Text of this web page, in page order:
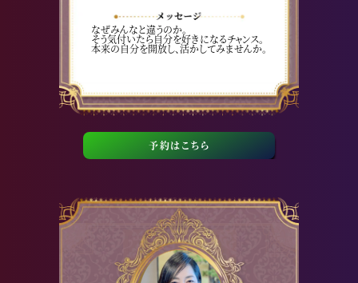
なぜみんなと違うのか。
そう気付いたら自分を好きになるチャンス。
本来の自分を開放し、活かしてみませんか。
予約はこちら